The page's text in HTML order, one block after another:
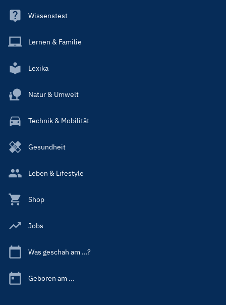
Wissenstest
Lernen & Familie
Lexika
Natur & Umwelt
Technik & Mobilität
Gesundheit
Leben & Lifestyle
Shop
Jobs
Was geschah am ...?
Geboren am ...